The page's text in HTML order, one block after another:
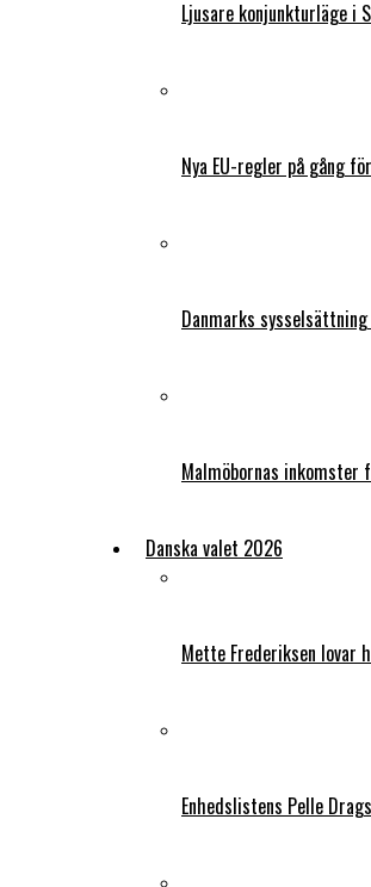
Ljusare konjunkturläge i
Nya EU-regler på gång
Danmarks
Malmöbornas
Danska valet 2026
Mette Frederiksen lovar
Enhedslistens Pelle